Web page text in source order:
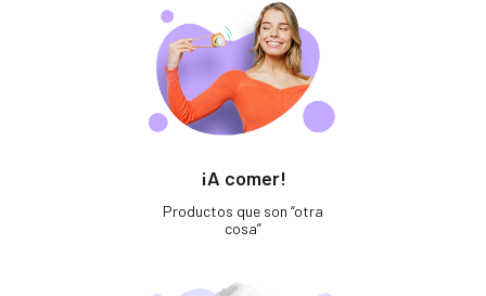
¡A comer!
Productos que son “otra
cosa”